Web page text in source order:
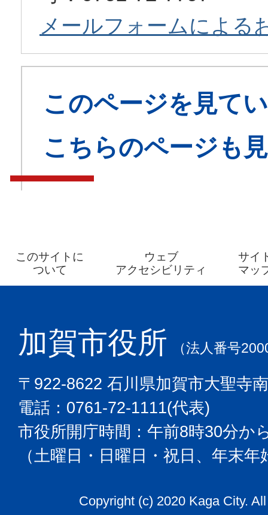
メールフォームによる
このページを見て
こちらのページも
このサイトに
ついて
ウェブ
アクセシビリティ
サイ
マッ
加賀市役所 （法人番号
〒922-8622 石川県加賀市大聖寺
電話：0761-72-1111(代表)
市役所開庁時間：午前8時30分か
（土曜日・日曜日・祝日、年末
Copyright (c) 2020 Kaga City.